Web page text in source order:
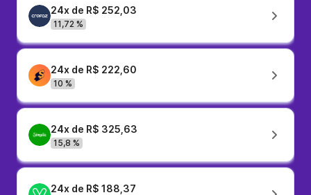
24x de R$ 252,03
11,72 %
24x de R$ 222,60
10 %
24x de R$ 325,63
15,8 %
24x de R$ 188,37